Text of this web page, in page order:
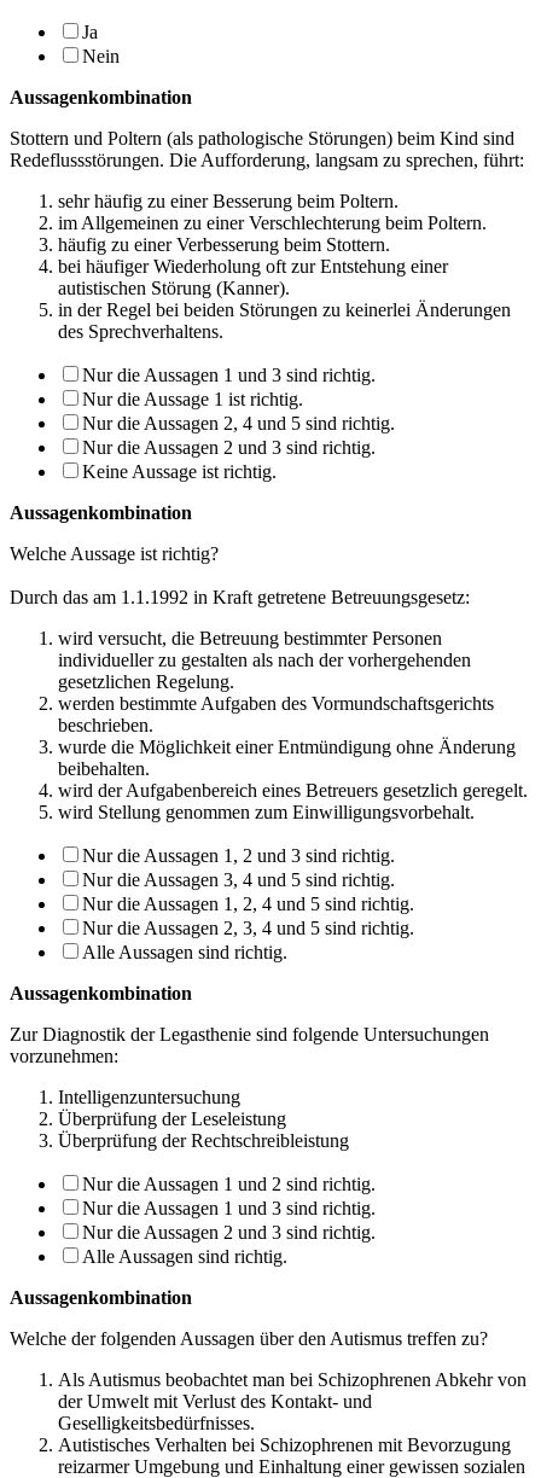
Ja
Nein
Aussagenkombination
Stottern und Poltern (als pathologische Störungen) beim Kind sind
Redeflussstörungen. Die Aufforderung, langsam zu sprechen, führt:
sehr häufig zu einer Besserung beim Poltern.
im Allgemeinen zu einer Verschlechterung beim Poltern.
häufig zu einer Verbesserung beim Stottern.
bei häufiger Wiederholung oft zur Entstehung einer
autistischen Störung (Kanner).
in der Regel bei beiden Störungen zu keinerlei Änderungen
des Sprechverhaltens.
Nur die Aussagen 1 und 3 sind richtig.
Nur die Aussage 1 ist richtig.
Nur die Aussagen 2, 4 und 5 sind richtig.
Nur die Aussagen 2 und 3 sind richtig.
Keine Aussage ist richtig.
Aussagenkombination
Welche Aussage ist richtig?
Durch das am 1.1.1992 in Kraft getretene Betreuungsgesetz:
wird versucht, die Betreuung bestimmter Personen
individueller zu gestalten als nach der vorhergehenden
gesetzlichen Regelung.
werden bestimmte Aufgaben des Vormundschaftsgerichts
beschrieben.
wurde die Möglichkeit einer Entmündigung ohne Änderung
beibehalten.
wird der Aufgabenbereich eines Betreuers gesetzlich geregelt.
wird Stellung genommen zum Einwilligungsvorbehalt.
Nur die Aussagen 1, 2 und 3 sind richtig.
Nur die Aussagen 3, 4 und 5 sind richtig.
Nur die Aussagen 1, 2, 4 und 5 sind richtig.
Nur die Aussagen 2, 3, 4 und 5 sind richtig.
Alle Aussagen sind richtig.
Aussagenkombination
Zur Diagnostik der Legasthenie sind folgende Untersuchungen
vorzunehmen:
Intelligenzuntersuchung
Überprüfung der Leseleistung
Überprüfung der Rechtschreibleistung
Nur die Aussagen 1 und 2 sind richtig.
Nur die Aussagen 1 und 3 sind richtig.
Nur die Aussagen 2 und 3 sind richtig.
Alle Aussagen sind richtig.
Aussagenkombination
Welche der folgenden Aussagen über den Autismus treffen zu?
Als Autismus beobachtet man bei Schizophrenen Abkehr von
der Umwelt mit Ver­lust des Kontakt- und
Geselligkeitsbedürfnisses.
Autistisches Verhalten bei Schizophrenen mit Bevorzugung
reizarmer Umgebung und Einhaltung einer gewissen sozialen